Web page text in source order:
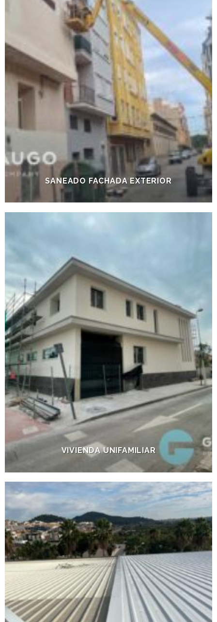
SANEADO FACHADA EXTERIOR
VIVIENDA UNIFAMILIAR